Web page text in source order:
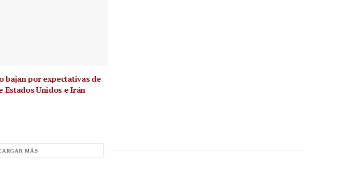
bajan por expectativas de
Estados Unidos e Irán
MÁS